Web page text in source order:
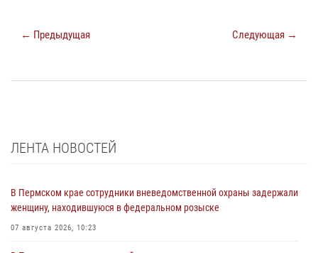
← Предыдущая Следующая →
ЛЕНТА НОВОСТЕЙ
В Пермском крае сотрудники вневедомственной охраны задержали
женщину, находившуюся в федеральном розыске
07 августа 2026, 10:23